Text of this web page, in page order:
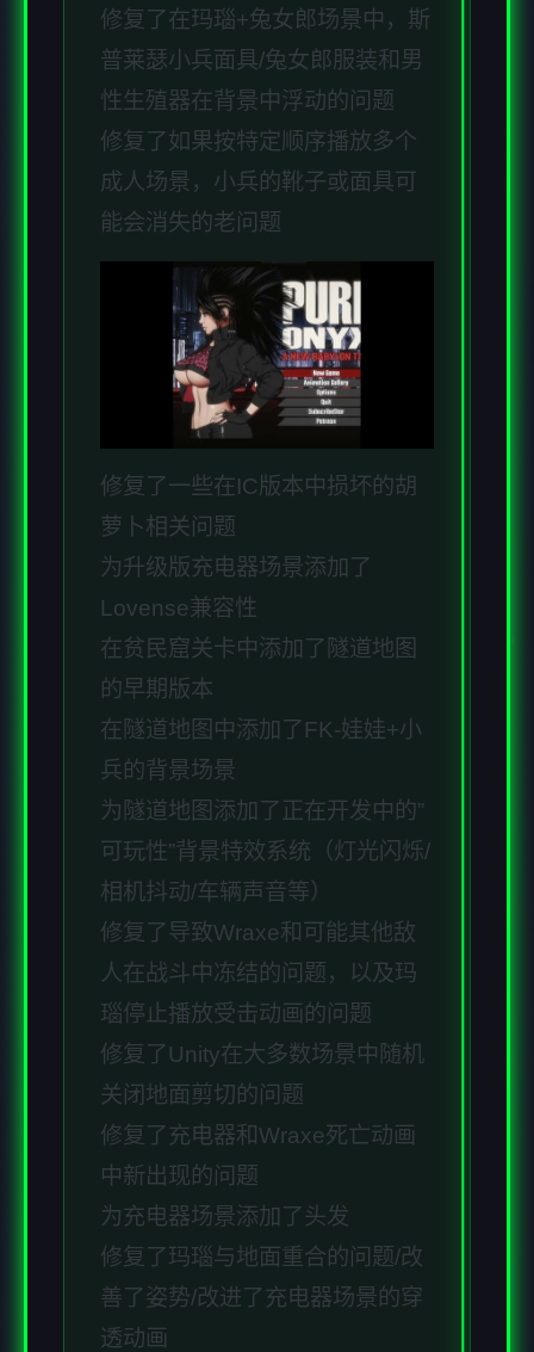
修复了在玛瑙+兔女郎场景中，斯
普莱瑟小兵面具/兔女郎服装和男
性生殖器在背景中浮动的问题
修复了如果按特定顺序播放多个
成人场景，小兵的靴子或面具可
能会消失的老问题
修复了一些在IC版本中损坏的胡
萝卜相关问题
为升级版充电器场景添加了
Lovense兼容性
在贫民窟关卡中添加了隧道地图
的早期版本
在隧道地图中添加了FK-娃娃+小
兵的背景场景
为隧道地图添加了正在开发中的”
可玩性”背景特效系统（灯光闪烁/
相机抖动/车辆声音等）
修复了导致Wraxe和可能其他敌
人在战斗中冻结的问题，以及玛
瑙停止播放受击动画的问题
修复了Unity在大多数场景中随机
关闭地面剪切的问题
修复了充电器和Wraxe死亡动画
中新出现的问题
为充电器场景添加了头发
修复了玛瑙与地面重合的问题/改
善了姿势/改进了充电器场景的穿
透动画